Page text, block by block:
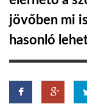
jövőben mi
hasonló